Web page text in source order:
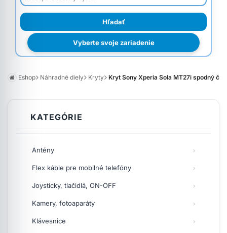
Vyberte svoje zariadenie
Eshop Náhradné diely Kryty Kryt Sony Xperia Sola MT27i spodný
KATEGÓRIE
Antény
Flex káble pre mobilné telefóny
Joysticky, tlačidlá, ON-OFF
Kamery, fotoaparáty
Klávesnice